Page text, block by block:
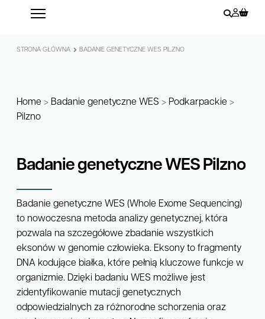
STRONA GŁÓWNA BADANIE GENETYCZNE WES PILZNO
Home > Badanie genetyczne WES > Podkarpackie >
Pilzno
Badanie genetyczne WES Pilzno
Badanie genetyczne WES (Whole Exome Sequencing)
to nowoczesna metoda analizy genetycznej, która
pozwala na szczegółowe zbadanie wszystkich
eksonów w genomie człowieka. Eksony to fragmenty
DNA kodujące białka, które pełnią kluczowe funkcje w
organizmie. Dzięki badaniu WES możliwe jest
zidentyfikowanie mutacji genetycznych
odpowiedzialnych za różnorodne schorzenia oraz